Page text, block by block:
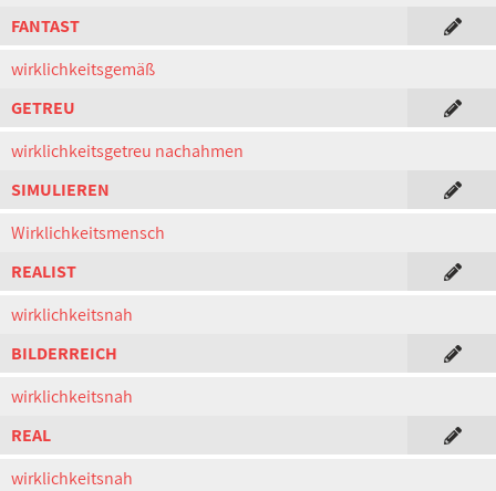
FANTAST
wirklichkeitsgemäß
GETREU
wirklichkeitsgetreu nachahmen
SIMULIEREN
Wirklichkeitsmensch
REALIST
wirklichkeitsnah
BILDERREICH
wirklichkeitsnah
REAL
wirklichkeitsnah